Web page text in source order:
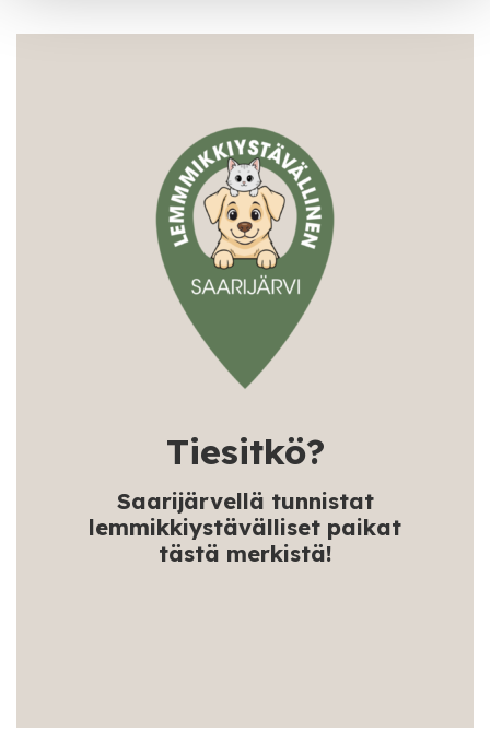
Tiesitkö?
Saarijärvellä tunnistat
lemmikkiystävälliset paikat
tästä merkistä!